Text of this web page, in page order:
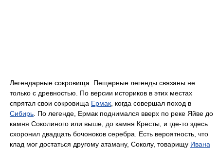
Легендарные сокровища. Пещерные легенды связаны не
только с древностью. По версии историков в этих местах
спрятал свои сокровища Ермак, когда совершал поход в
Сибирь. По легенде, Ермак поднимался вверх по реке Яйве до
камня Соколиного или выше, до камня Кресты, и где-то здесь
схоронил двадцать бочоноков серебра. Есть вероятность, что
клад мог достаться другому атаману, Соколу, товарищу Ивана